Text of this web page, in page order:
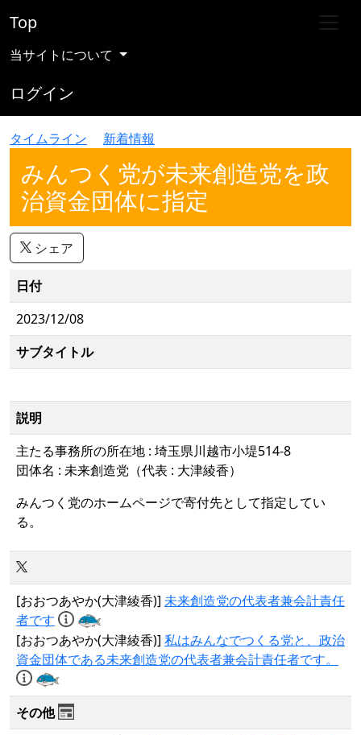
Top
当サイトについて
ログイン
タイムライン 新着情報
みんつく党が未来創造党を政
治資金団体に指定
シェア
日付
2023/12/08
サブタイトル
説明
主たる事務所の所在地 : 埼玉県川越市小堤514-8
団体名 : 未来創造党（代表 : 大津綾香）
みんつく党のホームページで寄付先として指定してい
る。
[おおつあやか(大津綾香)] 未来創造党の代表者兼会計責任
者です
[おおつあやか(大津綾香)] 私はみんなでつくる党と、政治
資金団体である未来創造党の代表者兼会計責任者です。
その他